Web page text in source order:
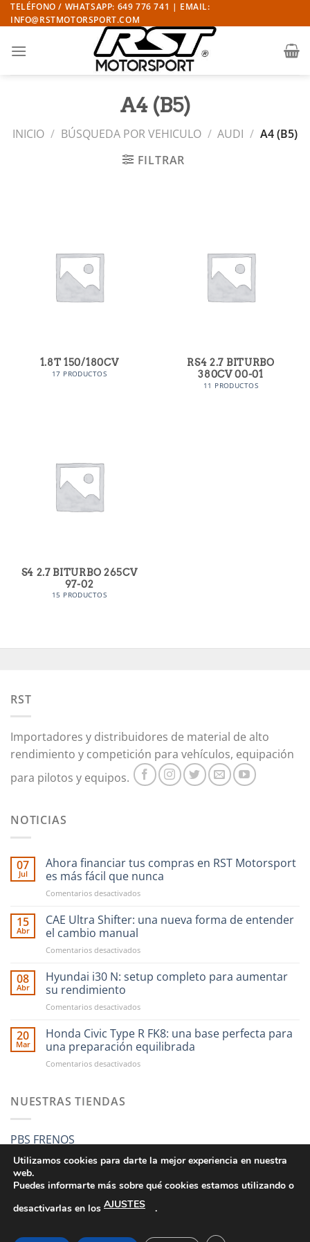
Saltar
al
TELÉFONO / WHATSAPP: 649 776 741 | EMAIL:
INFO@RSTMOTORSPORT.COM
A4 (B5)
INICIO / BÚSQUEDA POR VEHICULO / AUDI / A4 (B5)
FILTRAR
1.8T 150/180CV
17 PRODUCTOS
RS4 2.7 BITURBO
380CV 00-01
11 PRODUCTOS
S4 2.7 BITURBO 265CV
97-02
15 PRODUCTOS
RST
Importadores y distribuidores de material de alto
rendimiento y competición para vehículos, equipación
para pilotos y equipos.
NOTICIAS
07
Jul
Ahora financiar tus compras en RST Motorsport
es más fácil que nunca
Comentarios desactivadosen
financiar
en
Motorsport
fácil
nunca
15
Abr
CAE Ultra Shifter: una nueva forma de entender
el cambio manual
Comentarios desactivadosen
Ultra
Shifter:
nueva
de
entender
cambio
08
Abr
Hyundai i30 N: setup completo para aumentar
su rendimiento
Comentarios desactivadosen
i30
setup
completo
20
Mar
Honda Civic Type R FK8: una base perfecta para
una preparación equilibrada
Comentarios desactivadosen
base
perfecta
preparación
equilibrada
NUESTRAS TIENDAS
PBS FRENOS
SUS DATOS SEGUROS
Utilizamos cookies para darte la mejor experiencia en nuestra
web.
Puedes informarte más sobre qué cookies estamos utilizando o
desactivarlas en los AJUSTES .